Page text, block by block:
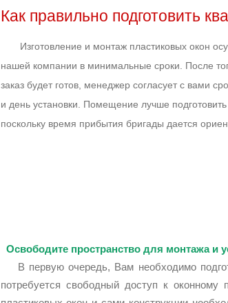
Как правильно подготовить
Изготовление и монтаж пластиковых окон
нашей компании в минимальные сроки. После
заказ будет готов, менеджер согласует с вами
и день установки. Помещение лучше подготовить
поскольку время прибытия бригады дается
Освободите пространство для монтажа и
В первую очередь, Вам необходимо
потребуется свободный доступ к